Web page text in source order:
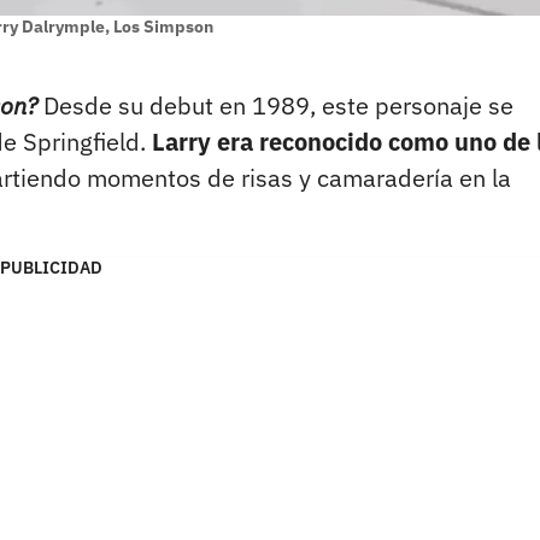
Dalrymple, Los Simpson
Desde su debut en 1989, este personaje se
Springfield. Larry era reconocido como uno de
momentos de risas y camaradería en la
PUBLICIDAD